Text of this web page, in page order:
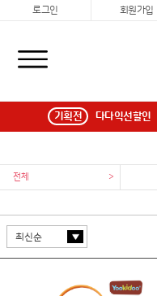
로그인 회원가입
기획전 다다익선할인
전체 >